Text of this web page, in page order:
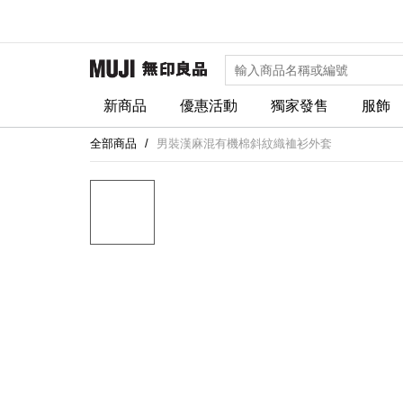
新商品 優惠活動 獨家發售 服飾
全部商品 男裝漢麻混有機棉斜紋織裇衫外套